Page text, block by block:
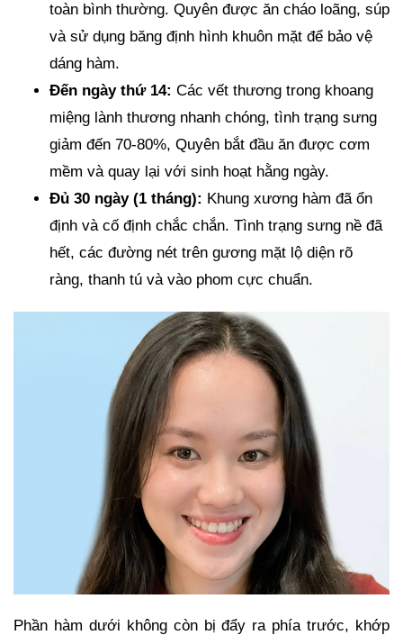
toàn bình thường. Quyên được ăn cháo loãng, súp
và sử dụng băng định hình khuôn mặt để bảo vệ
dáng hàm.
Đến ngày thứ 14: Các vết thương trong khoang
miệng lành thương nhanh chóng, tình trạng sưng
giảm đến 70-80%, Quyên bắt đầu ăn được cơm
mềm và quay lại với sinh hoạt hằng ngày.
Đủ 30 ngày (1 tháng): Khung xương hàm đã ổn
định và cố định chắc chắn. Tình trạng sưng nề đã
hết, các đường nét trên gương mặt lộ diện rõ
ràng, thanh tú và vào phom cực chuẩn.
Phần hàm dưới không còn bị đẩy ra phía trước, khớp